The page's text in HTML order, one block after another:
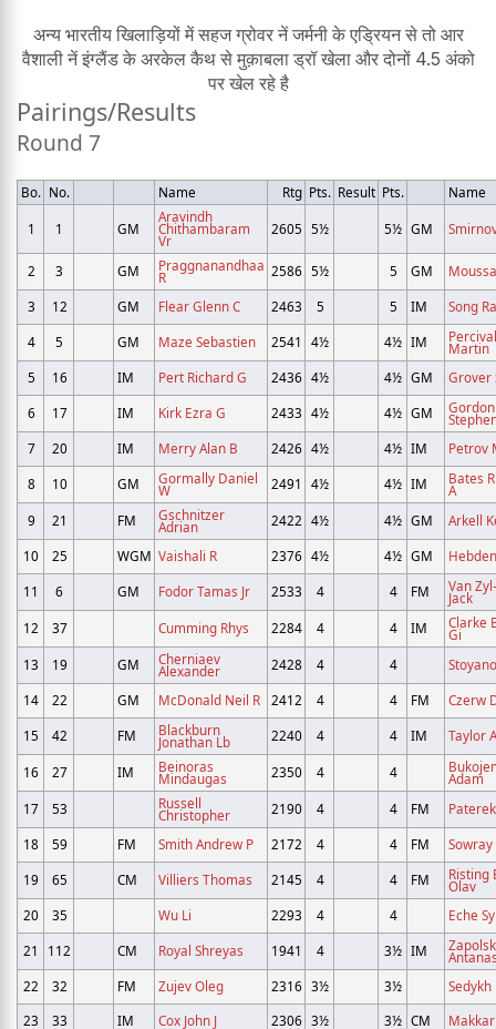
अन्य भारतीय खिलाड़ियों में सहज ग्रोवर नें जर्मनी के एड्रियन से तो आर
वैशाली नें इंग्लैंड के अरकेल कैथ से मुक़ाबला ड्रॉ खेला और दोनों 4.5 अंको
पर खेल रहे है
Pairings/Results
Round 7
Bo. No. Name Rtg Pts. Result Pts. Name
1 1 GM
Aravindh
Chithambaram
Vr
2605 5½ 5½ GM
2 3 GM Praggnanandhaa
R 2586 5½ 5 GM
3
12 GM Flear Glenn C 2463 5 5 IM
Song
4
5 GM Maze Sebastien 2541 4½ 4½ IM
Martin
5
16 IM Pert Richard G 2436 4½ 4½ GM
Grover
6
17 IM Kirk Ezra G 2433 4½ 4½ GM Gordon
7
20 IM Merry Alan B 2426 4½ 4½ IM
Petrov
8
10 GM Gormally Daniel
W 2491 4½ 4½ IM Bates
A
9
21 FM Gschnitzer
Adrian 2422 4½ 4½ GM
Arkell
10
25 WGM Vaishali R 2376 4½ 4½ GM
11
6 GM Fodor Tamas Jr 2533 4 4 FM Van
Jack
12
37 Cumming Rhys 2284 4 4 IM Clarke
Gi
13
19 GM Cherniaev
Alexander 2428 4 4
14
22 GM McDonald Neil R 2412 4 4 FM
Czerw
15
42 FM Blackburn
Jonathan Lb 2240 4 4 IM Taylor
16 27 IM Beinoras
Mindaugas 2350 4 4
Adam
17
53 Russell
Christopher 2190 4 4 FM
18
59 FM Smith Andrew P 2172 4 4 FM
Sowray
19
65 CM Villiers Thomas 2145 4 4 FM Risting
Olav
20
35 Wu Li 2293 4 4
Eche
21
112 CM Royal Shreyas 1941 4 3½ IM
22
32 FM Zujev Oleg 2316 3½ 3½
23
33 IM Cox John J 2306 3½ 3½ CM